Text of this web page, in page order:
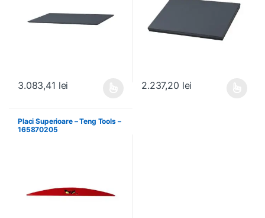
3.083,41 lei 2.237,20 lei
Placi Superioare – Teng Tools –
165870205